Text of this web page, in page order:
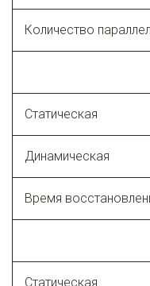
Количество
Статическая
Динамическая
Время
Статическая